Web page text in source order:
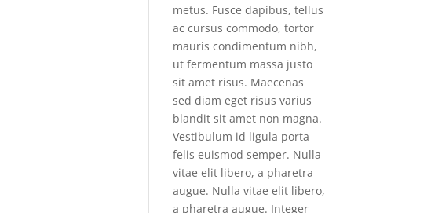
metus. Fusce dapibus, tellus
ac cursus commodo, tortor
mauris condimentum nibh,
ut fermentum massa justo
sit amet risus. Maecenas
sed diam eget risus varius
blandit sit amet non magna.
Vestibulum id ligula porta
felis euismod semper. Nulla
vitae elit libero, a pharetra
augue. Nulla vitae elit libero,
a pharetra augue. Integer